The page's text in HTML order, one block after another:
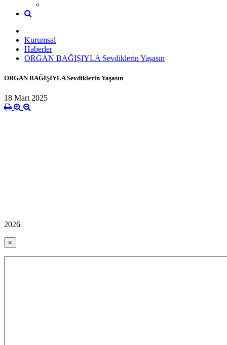
Kurumsal
Haberler
ORGAN BAĞIŞIYLA Sevdiklerin Yaşasın
ORGAN BAĞIŞIYLA Sevdiklerin Yaşasın
18 Mart 2025
2026
×